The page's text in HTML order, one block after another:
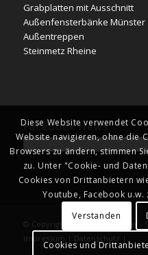
Grabplatten mit Ausschnitt
Außenfensterbänke Münster
Außentreppen
Steinmetz Rheine
Facebook News
© Copyright - Naturstein Kläver
Impressum | Datenschutz |
Diese Website verwendet
Website navigieren, ohne die
Browsers zu ändern, stimmen
zu. Unter "Cookie- und
Cookies von Drittanbietern
Youtube, Facebook
Verstanden
Cookies und